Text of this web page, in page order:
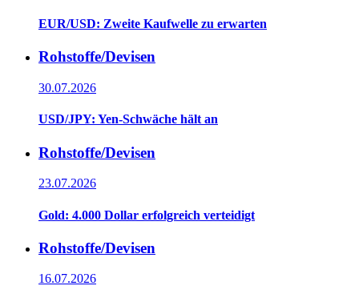
EUR/USD: Zweite Kaufwelle zu erwarten
Rohstoffe/Devisen
30.07.2026
USD/JPY: Yen-Schwäche hält an
Rohstoffe/Devisen
23.07.2026
Gold: 4.000 Dollar erfolgreich verteidigt
Rohstoffe/Devisen
16.07.2026